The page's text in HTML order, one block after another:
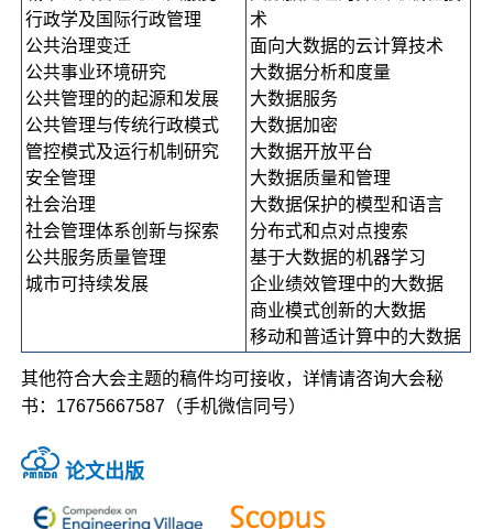
行政学及国际行政管理
公共治理变迁
公共事业环境研究
公共管理的的起源和发展
公共管理与传统行政模式
管控模式及运行机制研究
安全管理
社会治理
社会管理体系创新与探索
公共服务质量管理
城市可持续发展
术
面向大数据的云计算技术
大数据分析和度量
大数据服务
大数据加密
大数据开放平台
大数据质量和管理
大数据保护的模型和语言
分布式和点对点搜索
基于大数据的机器学习
企业绩效管理中的大数据
商业模式创新的大数据
移动和普适计算中的大数据
其他符合大会主题的稿件均可接收，详情请咨询大会秘
书：17675667587（手机微信同号）
论文出版